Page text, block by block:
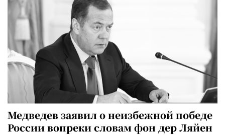
Медведев заявил о неизбежной победе
России вопреки словам фон дер Ляйен